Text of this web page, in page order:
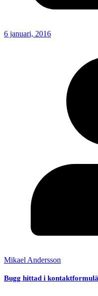
6 januari, 2016
Mikael Andersson
Bugg hittad i